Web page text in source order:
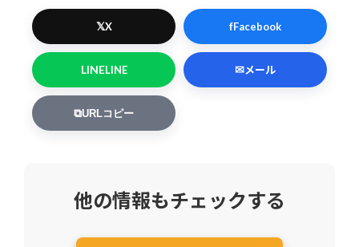
𝕏X fFacebook
LINELINE ✉メール
⧉URLコピー
他の情報もチェックする